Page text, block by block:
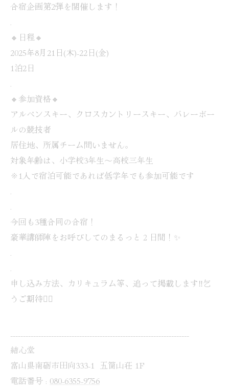
合宿企画第2弾を開催します！
🔸日程🔸
2025年8月21日(木)-22日(金)
1泊2日
🔸参加資格🔸
アルペンスキー、クロスカントリースキー、バレーボー
ルの競技者
居住地、所属チーム問いません。
対象年齢は、小学校3年生〜高校三年生
※1人で宿泊可能であれば低学年でも参加可能です
今回も3種合同の合宿！
豪華講師陣をお呼びしてのまるっと２日間！✨
申し込み方法、カリキュラム等、追って掲載します‼️乞
うご期待🙋‍♀️
----------------------------------------------------------------------
結心堂
富山県南砺市田向333-1 五箇山荘 1F
電話番号 : 080-6355-9756